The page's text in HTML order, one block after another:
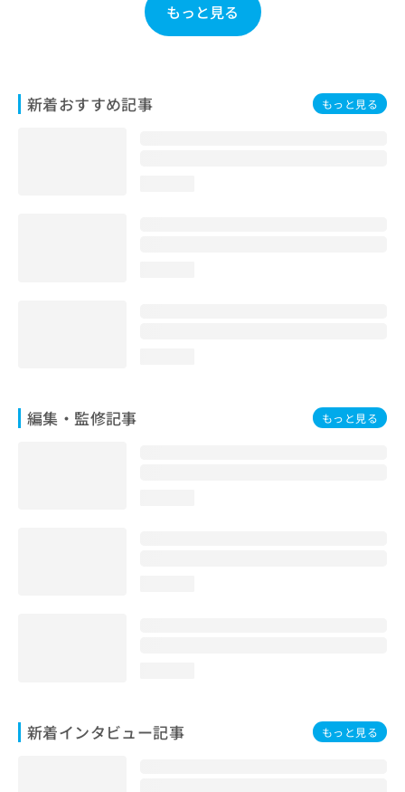
もっと見る
新着おすすめ記事 もっと見る
編集・監修記事 もっと見る
新着インタビュー記事 もっと見る
せ